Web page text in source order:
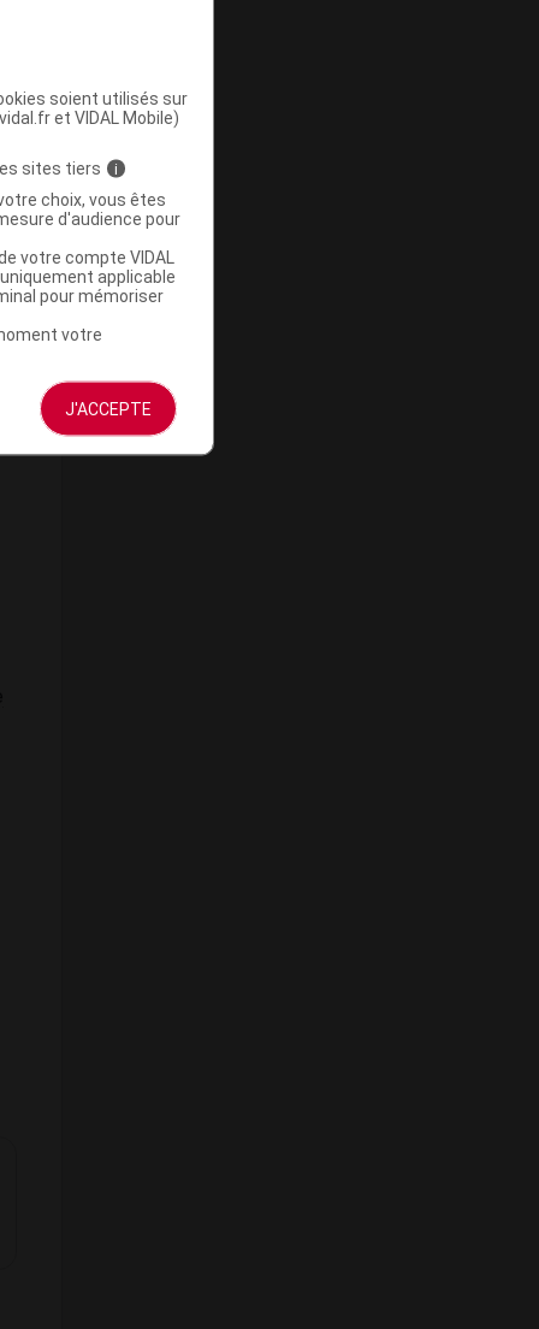
soient utilisés sur
et VIDAL Mobile)
sites tiers i
choix, vous êtes
d'audience pour
votre compte VIDAL
applicable
pour mémoriser
votre
J'ACCEPTE